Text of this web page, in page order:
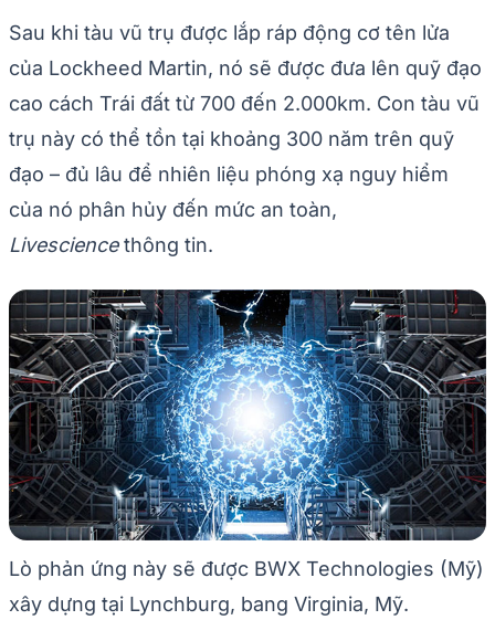
Sau khi tàu vũ trụ được lắp ráp động cơ tên lửa
của Lockheed Martin, nó sẽ được đưa lên quỹ đạo
cao cách Trái đất từ 700 đến 2.000km. Con tàu vũ
trụ này có thể tồn tại khoảng 300 năm trên quỹ
đạo – đủ lâu để nhiên liệu phóng xạ nguy hiểm
của nó phân hủy đến mức an toàn,
Livesciencethông tin.
Lò phản ứng này sẽ được BWX Technologies (Mỹ)
xây dựng tại Lynchburg, bang Virginia, Mỹ.